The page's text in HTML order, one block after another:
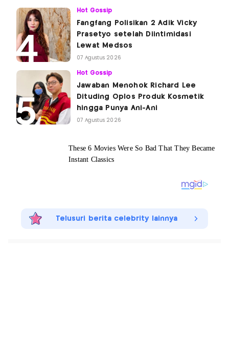
Hot Gossip
Fangfang Polisikan 2 Adik Vicky
Prasetyo setelah Diintimidasi
Lewat Medsos
07 Agustus 2026
Hot Gossip
Jawaban Menohok Richard Lee
Dituding Oplos Produk Kosmetik
hingga Punya Ani-Ani
07 Agustus 2026
Telusuri berita celebrity lainnya